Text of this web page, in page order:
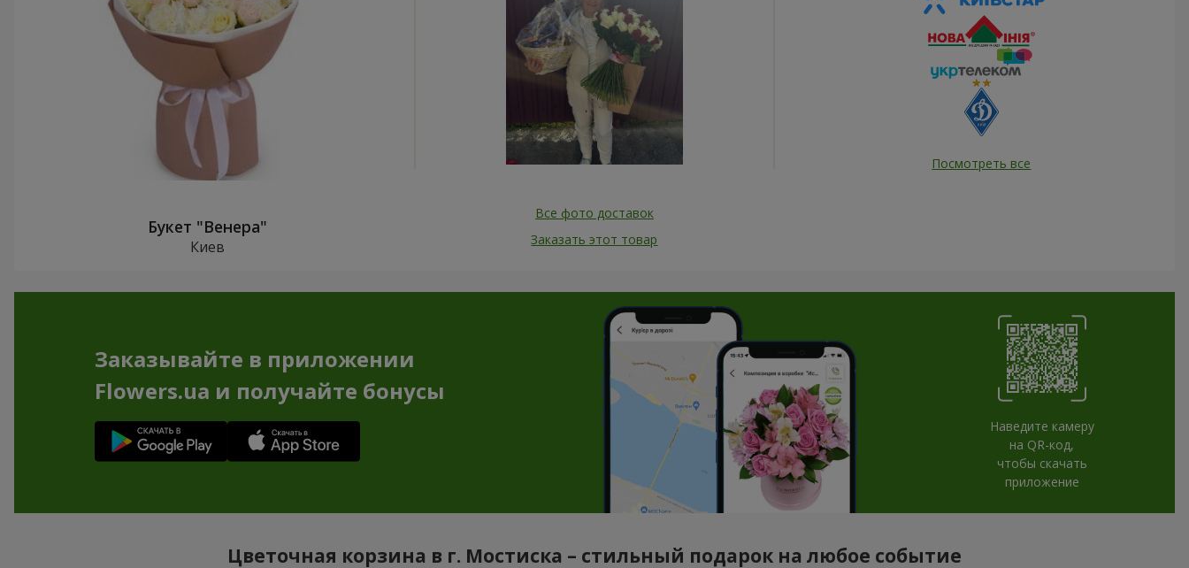
Букет "Венера"
Киев
Все фото доставок
Заказать этот товар
Посмотреть все
Заказывайте в приложении
Flowers.ua и получайте бонусы
Наведите камеру
на QR-код,
чтобы скачать
приложение
Цветочная корзина в г. Мостиска – стильный подарок на любое событие